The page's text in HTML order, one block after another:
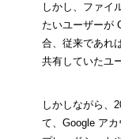
しかし、ファイ
たいユーザーが
合、従来であれ
共有していたユ
しかしながら、
て、Google ア